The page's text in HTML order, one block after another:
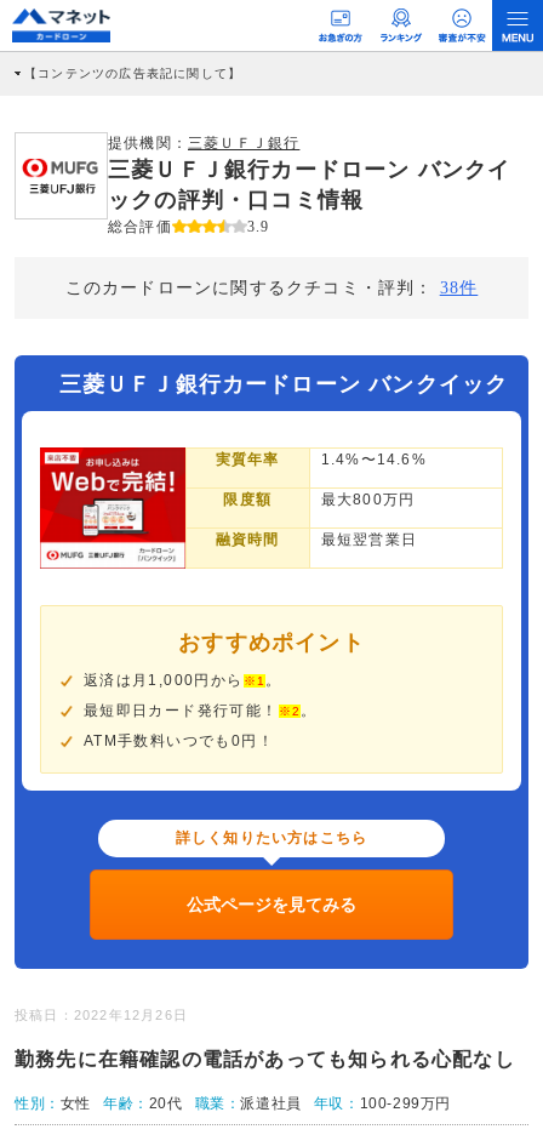
【コンテンツの広告表記に関して】
社に対して企業から紹介報酬が支払われるという収益モデルです。 ただし、特定の
商品を根拠なくPRするものではなく、当編集部の調査／ユーザーへの口コミ収集な
どに基づき、公平性を担保した情報提供を行っています。
>提携企業一覧
提供機関： 三菱ＵＦＪ銀行
三菱ＵＦＪ銀行カードローン バンクイ
ックの評判・口コミ情報
総合評価 3.9
このカードローンに関するクチコミ・評判： 38件
三菱ＵＦＪ銀行カードローン バンクイック
実質年率 1.4%〜14.6%
限度額 最大800万円
融資時間 最短翌営業日
おすすめポイント
返済は月1,000円から ※1 。
最短即日カード発行可能！
※2 。
ATM手数料いつでも0円！
詳しく知りたい方はこちら
公式ページを見てみる
投稿日：2022年12月26日
勤務先に在籍確認の電話があっても知られる心配なし
性別： 女性 年齢： 20代 職業：派遣社員 年収： 100-299万円